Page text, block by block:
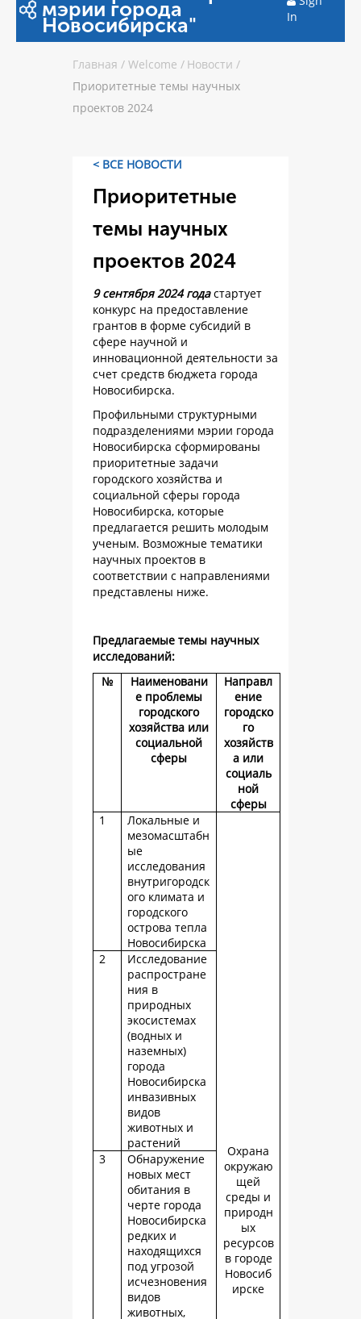
мэрии города
Новосибирска"
In
Главная / Welcome / Новости /
Приоритетные темы научных
проектов 2024
< ВСЕ НОВОСТИ
Приоритетные
темы научных
проектов 2024
9 сентября 2024 годастартует
конкурс на предоставление
грантов в форме субсидий в
сфере научной и
инновационной деятельности за
счет средств бюджета города
Новосибирска.
Профильными структурными
подразделениями мэрии города
Новосибирска сформированы
приоритетные задачи
городского хозяйства и
социальной сферы города
Новосибирска, которые
предлагается решить молодым
ученым. Возможные тематики
научных проектов в
соответствии с направлениями
представлены ниже.
Предлагаемые темы научных
исследований:
№
Наименовани
е проблемы
городского
хозяйства или
социальной
сферы
Направл
ение
городско
го
хозяйств
а или
социаль
ной
сферы
1
Локальные и
мезомасштабн
ые
исследования
внутригородск
ого климата и
городского
острова тепла
Новосибирска
Охрана
окружаю
щей
среды и
природн
ых
ресурсов
в городе
Новосиб
ирске
2
Исследование
распростране
ния в
природных
экосистемах
(водных и
наземных)
города
Новосибирска
инвазивных
видов
животных и
растений
3
Обнаружение
новых мест
обитания в
черте города
Новосибирска
редких и
находящихся
под угрозой
исчезновения
видов
животных,